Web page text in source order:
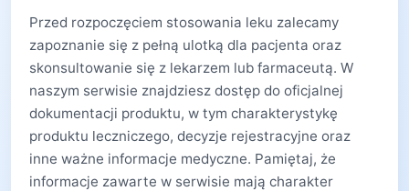
Przed rozpoczęciem stosowania leku zalecamy
zapoznanie się z pełną ulotką dla pacjenta oraz
skonsultowanie się z lekarzem lub farmaceutą. W
naszym serwisie znajdziesz dostęp do oficjalnej
dokumentacji produktu, w tym charakterystykę
produktu leczniczego, decyzje rejestracyjne oraz
inne ważne informacje medyczne. Pamiętaj, że
informacje zawarte w serwisie mają charakter